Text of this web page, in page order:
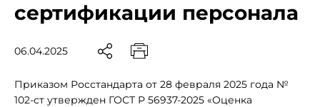
сертификации персонала
06.04.2025
Приказом Росстандарта от 28 февраля 2025 года №
102-ст утвержден ГОСТ Р 56937-2025 «Оценка